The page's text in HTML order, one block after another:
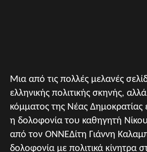
Μια από τις πολλές μελανές
ελληνικής πολιτικής σκηνής,
κόμματος της Νέας Δημοκρατίας
η δολοφονία του καθηγητή
από τον ΟΝΝΕΔίτη Γιάννη
δολοφονία με πολιτικά κίνητρα